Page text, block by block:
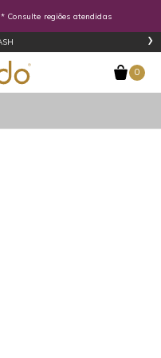
Consulte regiões atendidas
›
0